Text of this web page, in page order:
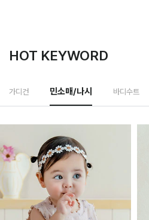
HOT KEYWORD
가디건 민소매/나시 바디수트